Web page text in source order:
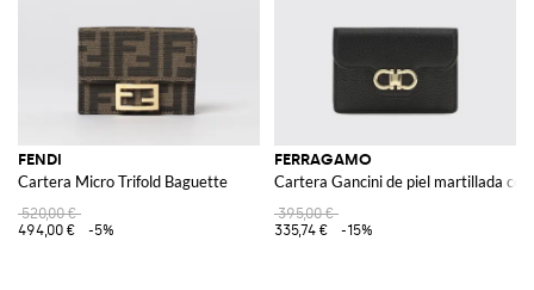
FENDI
Cartera Micro Trifold Baguette
520,00 €
494,00 €
-5%
FERRAGAMO
Cartera Gancini de piel martillada
395,00 €
335,74 €
-15%